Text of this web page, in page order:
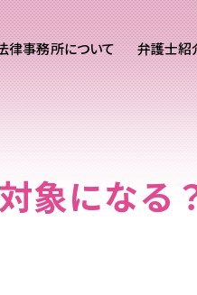
律事務所について 弁護士紹
象になる